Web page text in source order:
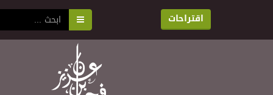
اقتراحات